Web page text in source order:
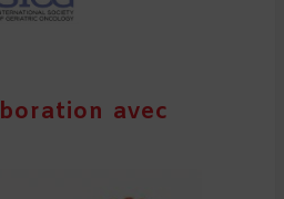
avec